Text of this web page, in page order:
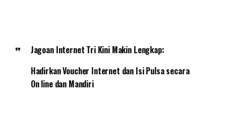
Jagoan Internet Tri Kini Makin Lengkap:
Hadirkan Voucher Internet dan Isi Pulsa secara
On line dan Mandiri